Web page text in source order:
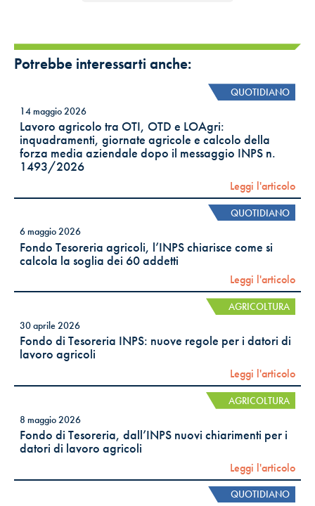
Potrebbe interessarti anche:
QUOTIDIANO
14 maggio 2026
Lavoro agricolo tra OTI, OTD e LOAgri:
inquadramenti, giornate agricole e calcolo della
forza media aziendale dopo il messaggio INPS n.
1493/2026
Leggi l'articolo
QUOTIDIANO
6 maggio 2026
Fondo Tesoreria agricoli, l’INPS chiarisce come si
calcola la soglia dei 60 addetti
Leggi l'articolo
AGRICOLTURA
30 aprile 2026
Fondo di Tesoreria INPS: nuove regole per i datori di
lavoro agricoli
Leggi l'articolo
AGRICOLTURA
8 maggio 2026
Fondo di Tesoreria, dall’INPS nuovi chiarimenti per i
datori di lavoro agricoli
Leggi l'articolo
QUOTIDIANO